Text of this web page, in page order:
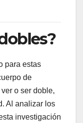
para estas
de
o ser doble,
Al analizar los
investigación